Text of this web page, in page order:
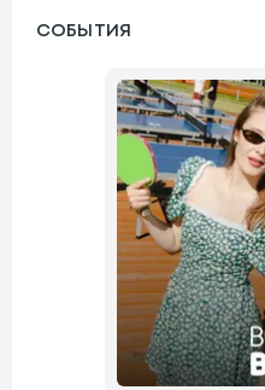
ДНЕВНОЙ
ВЕЧЕРНИЙ
СОБЫТИЯ